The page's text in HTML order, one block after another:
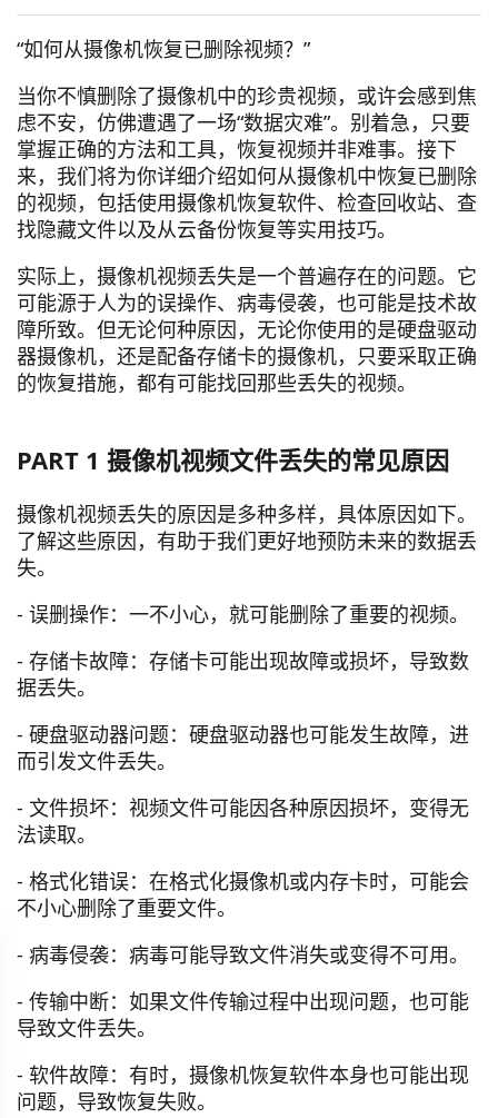
“如何从摄像机恢复已删除视频？”
当你不慎删除了摄像机中的珍贵视频，或许会感到焦
虑不安，仿佛遭遇了一场“数据灾难”。别着急，只要
掌握正确的方法和工具，恢复视频并非难事。接下
来，我们将为你详细介绍如何从摄像机中恢复已删除
的视频，包括使用摄像机恢复软件、检查回收站、查
找隐藏文件以及从云备份恢复等实用技巧。
实际上，摄像机视频丢失是一个普遍存在的问题。它
可能源于人为的误操作、病毒侵袭，也可能是技术故
障所致。但无论何种原因，无论你使用的是硬盘驱动
器摄像机，还是配备存储卡的摄像机，只要采取正确
的恢复措施，都有可能找回那些丢失的视频。
PART 1 摄像机视频文件丢失的常见原因
摄像机视频丢失的原因是多种多样，具体原因如下。
了解这些原因，有助于我们更好地预防未来的数据丢
失。
- 误删操作：一不小心，就可能删除了重要的视频。
- 存储卡故障：存储卡可能出现故障或损坏，导致数
据丢失。
- 硬盘驱动器问题：硬盘驱动器也可能发生故障，进
而引发文件丢失。
- 文件损坏：视频文件可能因各种原因损坏，变得无
法读取。
- 格式化错误：在格式化摄像机或内存卡时，可能会
不小心删除了重要文件。
- 病毒侵袭：病毒可能导致文件消失或变得不可用。
- 传输中断：如果文件传输过程中出现问题，也可能
导致文件丢失。
- 软件故障：有时，摄像机恢复软件本身也可能出现
问题，导致恢复失败。